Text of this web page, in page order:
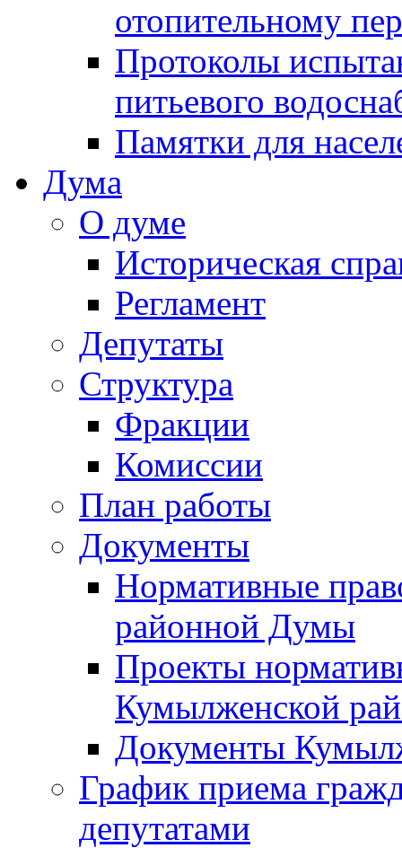
отопительному
Протоколы
питьевого
Памятки для
Дума
О думе
Историческая
Регламент
Депутаты
Структура
Фракции
Комиссии
План работы
Документы
Нормативные
районной Думы
Проекты
Кумылженской
Документы
График приема
депутатами